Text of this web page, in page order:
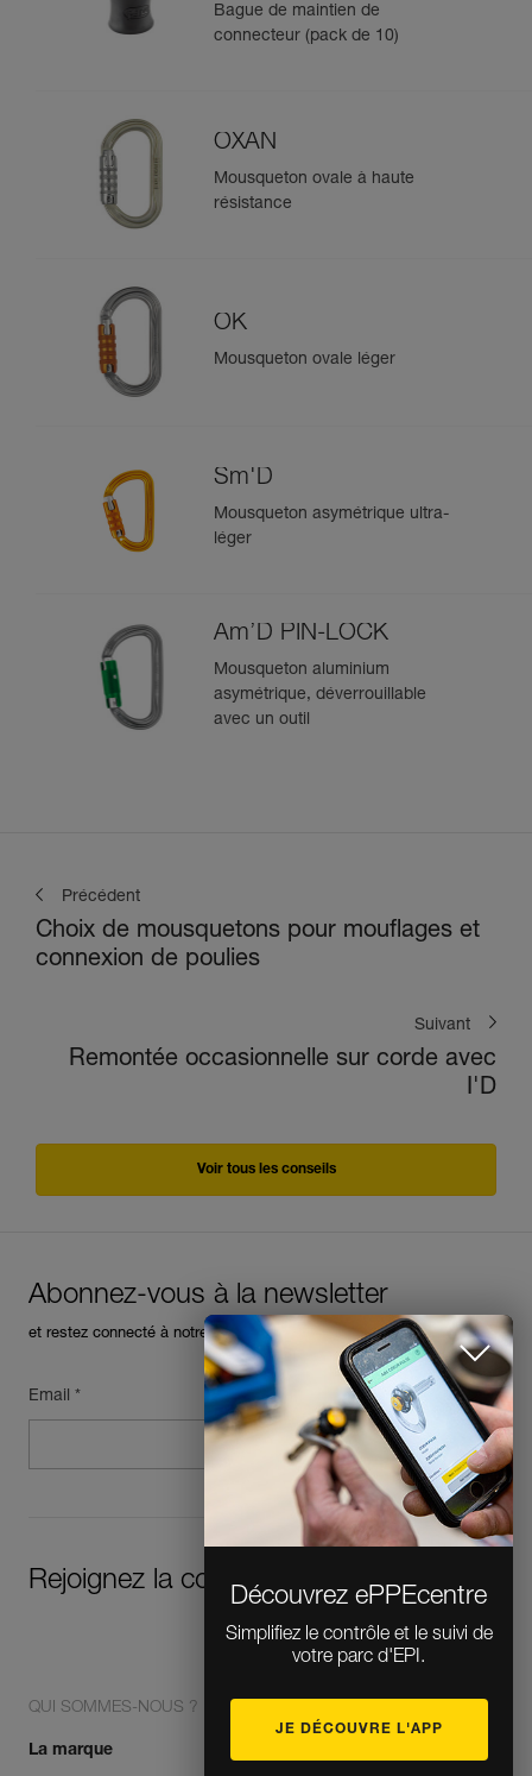
Bague de maintien de
connecteur (pack de 10)
OXAN
Mousqueton ovale à haute
résistance
OK
Mousqueton ovale léger
Sm'D
Mousqueton asymétrique ultra-
léger
Am’D PIN-LOCK
Mousqueton aluminium
asymétrique, déverrouillable
avec un outil
Précédent
Choix de mousquetons pour mouflages et
connexion de poulies
Suivant
Remontée occasionnelle sur corde avec
I'D
Voir tous les conseils
Découvrez ePPEcentre
JE DÉCOUVRE L'APP
Abonnez-vous à la newsletter
et restez connecté à notre actualité
Email *
Rejoignez la communauté !
QUI SOMMES-NOUS ?
La marque